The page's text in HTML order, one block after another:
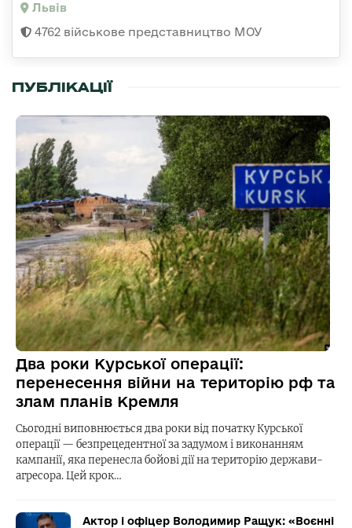
Львів
4762 військове представництво МОУ
ПУБЛІКАЦІЇ
Два роки Курської операції:
перенесення війни на територію рф та
злам планів Кремля
Сьогодні виповнюється два роки від початку Курської
операції — безпрецедентної за задумом і виконанням
кампанії, яка перенесла бойові дії на територію держави-
агресора. Цей крок…
Актор і офіцер Володимир Ращук: «Воєнні